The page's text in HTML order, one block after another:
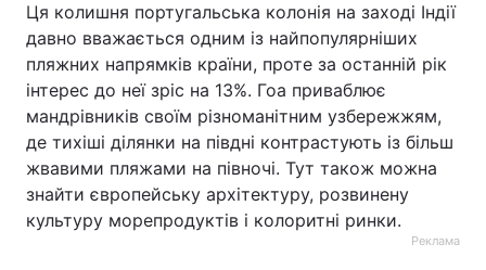
Ця колишня португальська колонія на заході Індії
давно вважається одним із найпопулярніших
пляжних напрямків країни, проте за останній рік
інтерес до неї зріс на 13%. Гоа приваблює
мандрівників своїм різноманітним узбережжям,
де тихіші ділянки на півдні контрастують із більш
жвавими пляжами на півночі. Тут також можна
знайти європейську архітектуру, розвинену
культуру морепродуктів і колоритні ринки.
Реклама